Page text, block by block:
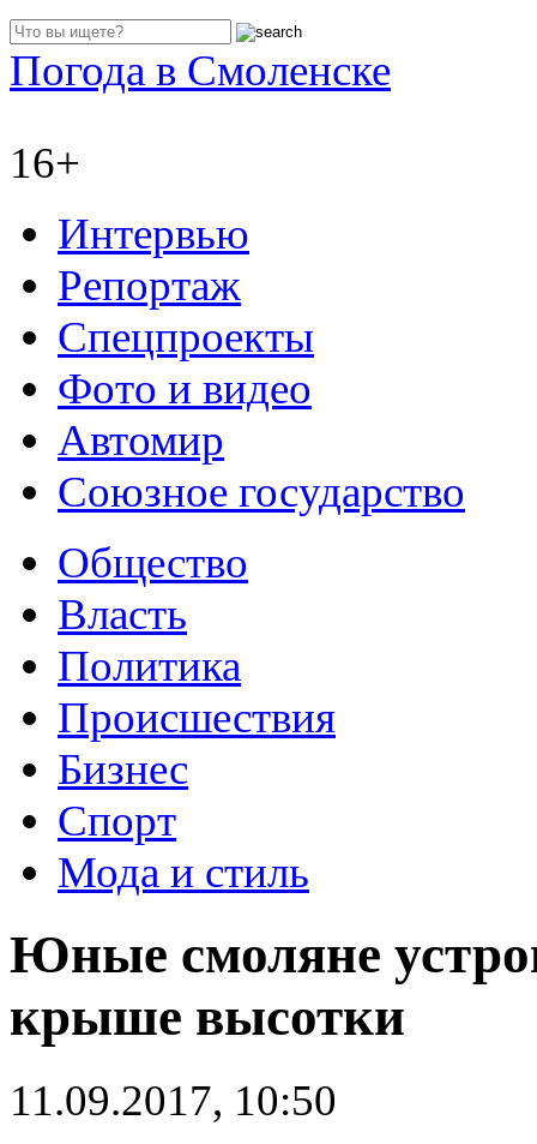
Погода в Смоленске
16+
Интервью
Репортаж
Спецпроекты
Фото и видео
Автомир
Союзное государство
Общество
Власть
Политика
Происшествия
Бизнес
Спорт
Мода и стиль
Юные смоляне
крыше высотки
11.09.2017, 10:50